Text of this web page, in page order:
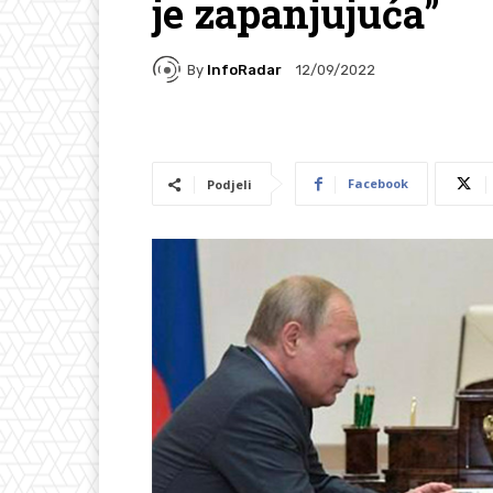
je zapanjujuća”
By InfoRadar 12/09/2022
Podjeli Facebook